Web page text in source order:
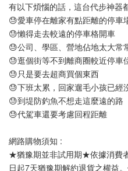
有以下煩惱的話，這台代步神器
😓愛車停在離家有點距離的停車
😓懶得走去較遠的停車格開車
😓公司、學區、營地佔地太大常
😓逛個街等不到離商圈較近停車
😓只是要去超商買個東西
😓下班太累，回家遛毛小孩已經
😓到堤防釣魚不想走這麼遠的路
😓代駕車還要考慮回程距離
網路購物須知 :
★猶豫期並非試用期★依據消費
日起7天猶豫期解約退貨之權益